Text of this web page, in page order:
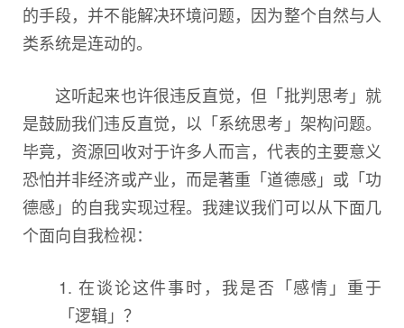
的手段，并不能解决环境问题，因为整个自然与人
类系统是连动的。
这听起来也许很违反直觉，但「批判思考」就
是鼓励我们违反直觉，以「系统思考」架构问题。
毕竟，资源回收对于许多人而言，代表的主要意义
恐怕并非经济或产业，而是著重「道德感」或「功
德感」的自我实现过程。我建议我们可以从下面几
个面向自我检视：
1. 在谈论这件事时，我是否「感情」重于
「逻辑」？